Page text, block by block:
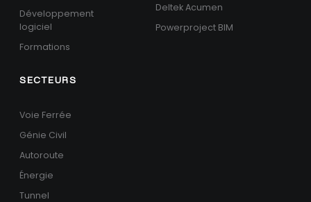
Développement
logiciel
Formations
Deltek Acumen
Powerproject BIM
SECTEURS
Voie Ferrée
Génie Civil
Autoroute
Énergie
Tunnel